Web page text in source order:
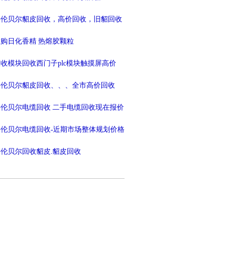
贝尔貂皮回收，高价回收，旧貂回收
日化香精 热熔胶颗粒
收模块回收西门子plc模块触摸屏高价
贝尔貂皮回收、、、全市高价回收
贝尔电缆回收 二手电缆回收现在报价
贝尔电缆回收-近期市场整体规划价格
贝尔回收貂皮.貂皮回收